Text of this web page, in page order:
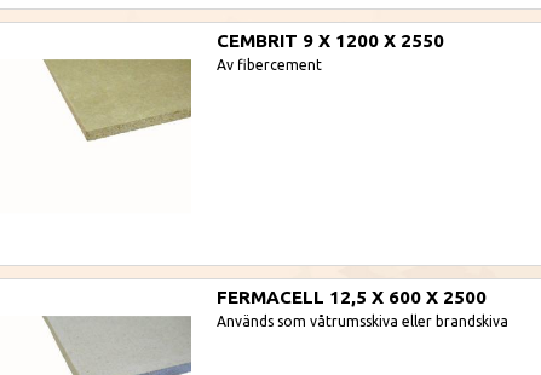
CEMBRIT 9 X 1200 X 2550
Av fibercement
FERMACELL 12,5 X 600 X 2500
Används som våtrumsskiva eller brandskiva